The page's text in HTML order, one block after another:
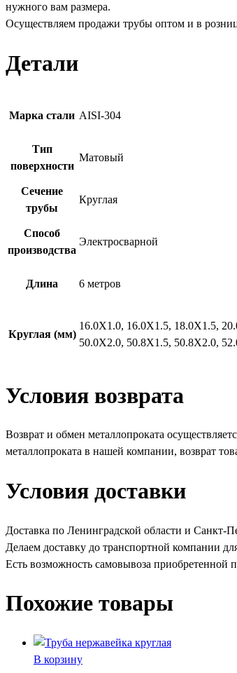
нужного вам размера.
Осуществляем продажи трубы оптом и в
Детали
Марка стали AISI-304
Тип
поверхности
Матовый
Сечение
трубы
Круглая
Способ
производства
Электросварной
Длина 6 метров
Круглая (мм)
16.0X1.0, 16.0X1.5, 18.0X1.5,
50.0X2.0, 50.8X1.5, 50.8X2.0,
Условия возврата
Возврат и обмен металлопроката
металлопроката в нашей компании, возврат
Условия доставки
Доставка по Ленинградской области и Санкт-
Делаем доставку до транспортной компании
Есть возможность самовывоза приобретенной
Похожие товары
В корзину